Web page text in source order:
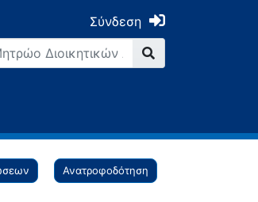
Σύνδεση
Ανατροφοδότηση